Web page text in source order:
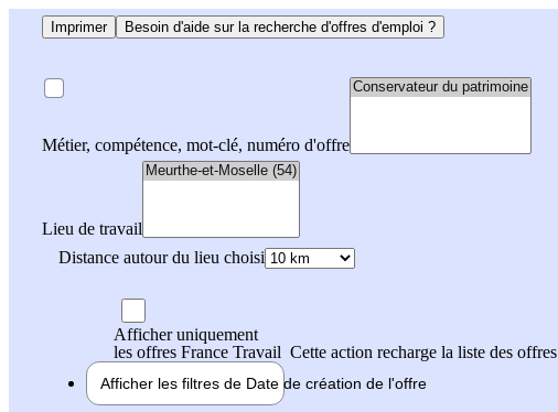
Imprimer Besoin d'aide sur la recherche d'offres d'emploi ?
Métier, compétence, mot-clé, numéro d'offre
Lieu de travail
Distance autour du lieu choisi
Afficher uniquement
les offres France Travail Cette action recharge la liste des offres
Afficher les filtres de Date de création de l'offre